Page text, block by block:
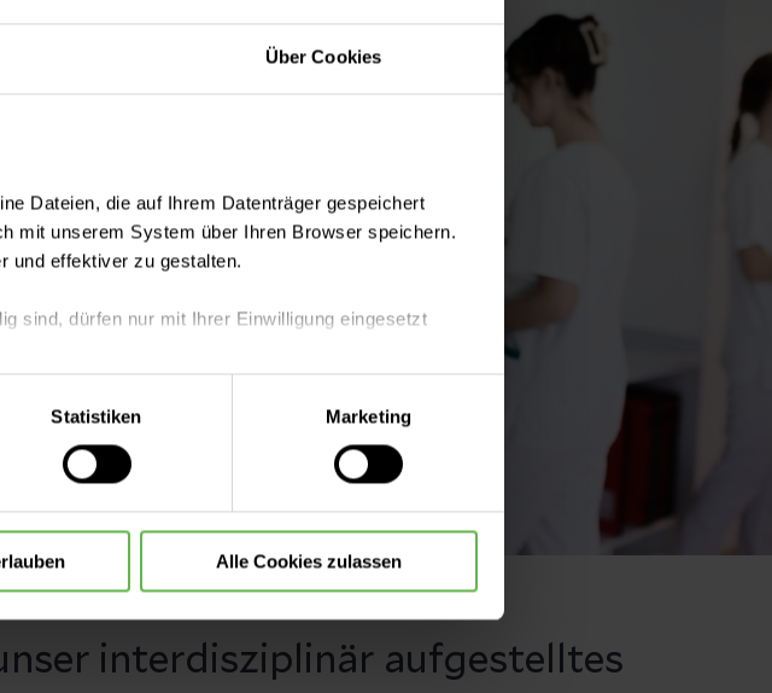
Über Cookies
Dateien, die auf Ihrem Datenträger gespeichert
mit unserem System über Ihren Browser speichern.
und effektiver zu gestalten.
sind, dürfen nur mit Ihrer Einwilligung eingesetzt
benutzen, eine individuelle Auswahl hinsichtlich der
akzeptieren“ in die Verwendung aller Cookies
oder widerrufen.
Statistiken Marketing
Alle Cookies zulassen
interdisziplinär aufgestelltes